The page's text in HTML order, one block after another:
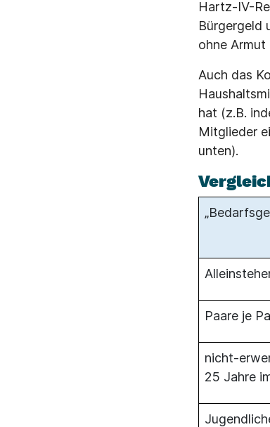
Hartz-IV-
Bürgergeld
ohne
Auch das
hat (z.B.
Mitglieder
unten).
Paare je
nicht-
25 Jahre